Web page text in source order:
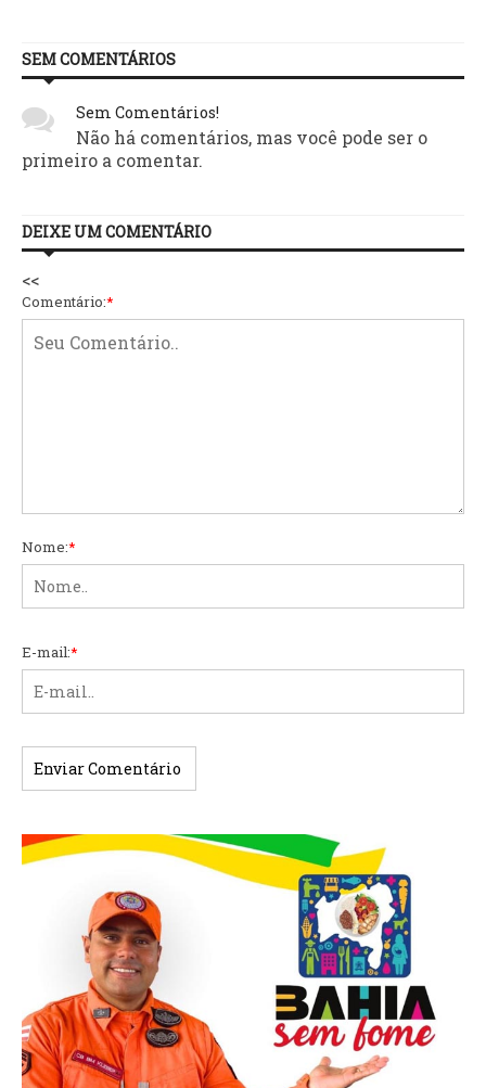
SEM COMENTÁRIOS
Sem Comentários!
Não há comentários, mas você pode ser o
primeiro a comentar.
DEIXE UM COMENTÁRIO
<<
Comentário:*
Nome:*
E-mail:*